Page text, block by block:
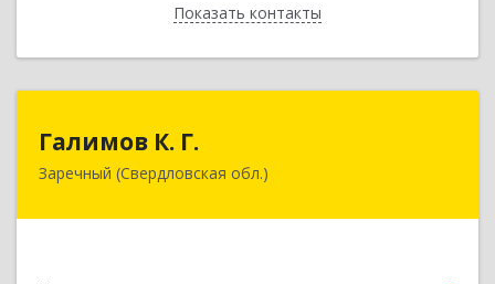
Показать контакты
Назад
Галимов К. Г.
Заречный (Свердловская обл.)
Свердловская обл, г. Заречный, ул. Кузнецова,